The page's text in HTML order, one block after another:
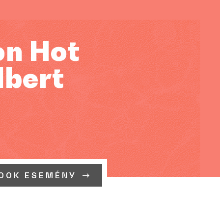
Hot
ESEMÉNY